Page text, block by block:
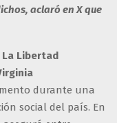
aclaró en X que
La Libertad
durante una
social del país. En